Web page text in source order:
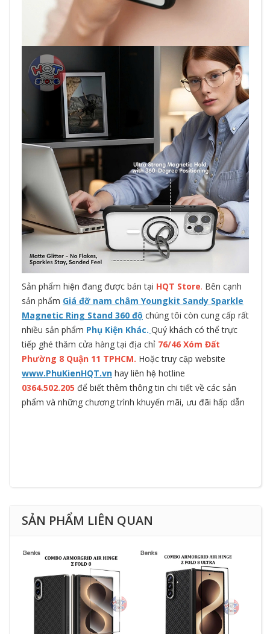
Sản phẩm hiện đang được bán tại HQT Store. Bên cạnh
sản phẩm Giá đỡ nam châm Youngkit Sandy Sparkle
Magnetic Ring Stand 360 độ chúng tôi còn cung cấp rất
nhiều sản phẩm Phụ Kiện Khác. Quý khách có thể trực
tiếp ghé thăm cửa hàng tại địa chỉ 76/46 Xóm Đất
Phường 8 Quận 11 TPHCM. Hoặc truy cập website
www.PhuKienHQT.vn hay liên hệ hotline
0364.502.205 để biết thêm thông tin chi tiết về các sản
phẩm và những chương trình khuyến mãi, ưu đãi hấp dẫn
SẢN PHẨM LIÊN QUAN